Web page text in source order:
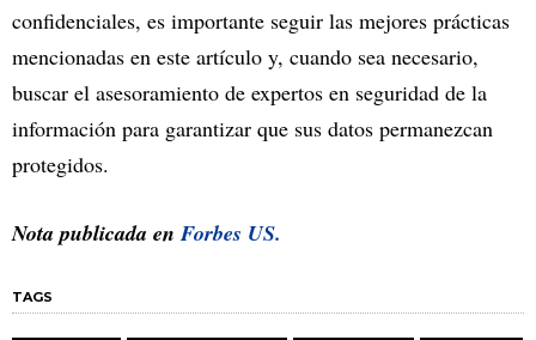
confidenciales, es importante seguir las mejores prácticas
mencionadas en este artículo y, cuando sea necesario,
buscar el asesoramiento de expertos en seguridad de la
información para garantizar que sus datos permanezcan
protegidos.
Nota publicada en Forbes US.
TAGS